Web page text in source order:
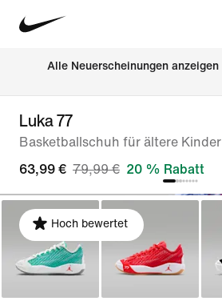
Alle Neuerscheinungen anzeigen
Luka 77
Basketballschuh für ältere Kinder
63,99 € 79,99 € 20 % Rabatt
Hoch bewertet